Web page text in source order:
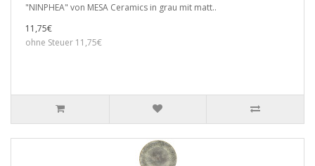
"NINPHEA" von MESA Ceramics in grau mit matt..
11,75€
ohne Steuer 11,75€